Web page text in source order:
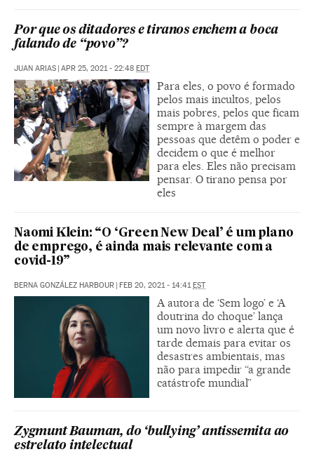
Por que os ditadores e tiranos enchem a boca
falando de “povo”?
JUAN ARIAS | APR 25, 2021 - 22:48 EDT
Para eles, o povo é formado
pelos mais incultos, pelos
mais pobres, pelos que ficam
sempre à margem das
pessoas que detêm o poder e
decidem o que é melhor
para eles. Eles não precisam
pensar. O tirano pensa por
eles
Naomi Klein: “O ‘Green New Deal’ é um plano
de emprego, é ainda mais relevante com a
covid-19”
BERNA GONZÁLEZ HARBOUR | FEB 20, 2021 - 14:41EST
A autora de ‘Sem logo’ e ‘A
doutrina do choque’ lança
um novo livro e alerta que é
tarde demais para evitar os
desastres ambientais, mas
não para impedir “a grande
catástrofe mundial”
Zygmunt Bauman, do ‘bullying’ antissemita ao
estrelato intelectual